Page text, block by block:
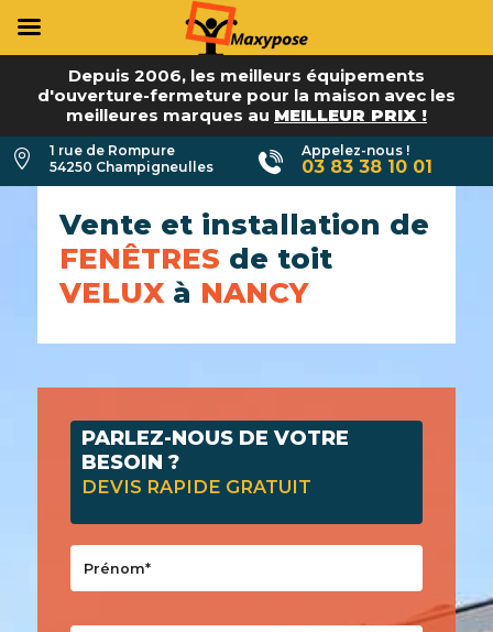
Depuis 2006, les meilleurs équipements
d'ouverture-fermeture pour la maison avec les
meilleures marques au MEILLEUR PRIX !

1 rue de Rompure
54250 Champigneulles
Appelez-nous !
03 83 38 10 01
Vente et installation de
FENÊTRES de toit
VELUXà NANCY
PARLEZ-NOUS DE VOTRE
BESOIN ?
DEVIS RAPIDE GRATUIT